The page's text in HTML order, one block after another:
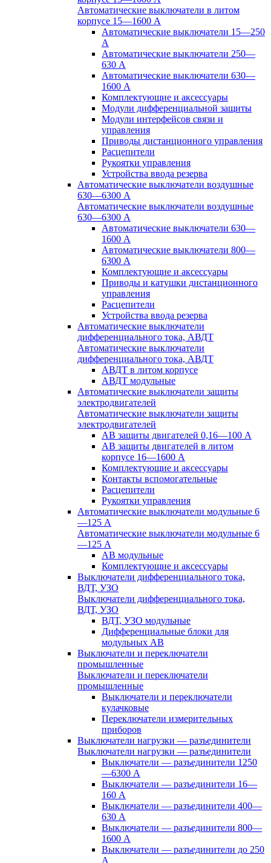
Автоматические выключатели в литом
корпусе 15—1600 А
Автоматические выключатели 15—250
А
Автоматические выключатели 250—
630 А
Автоматические выключатели 630—
1600 А
Комплектующие и аксессуары
Модули дифференциальной защиты
Модули интерфейсов связи и
управления
Приводы дистанционного управления
Расцепители
Рукоятки управления
Устройства ввода резерва
Автоматические выключатели воздушные
630—6300 А
Автоматические выключатели воздушные
630—6300 А
Автоматические выключатели 630—
1600 А
Автоматические выключатели 800—
6300 А
Комплектующие и аксессуары
Приводы и катушки дистанционного
управления
Расцепители
Устройства ввода резерва
Автоматические выключатели
дифференциального тока, АВДТ
Автоматические выключатели
дифференциального тока, АВДТ
АВДТ в литом корпусе
АВДТ модульные
Автоматические выключатели защиты
электродвигателей
Автоматические выключатели защиты
электродвигателей
АВ защиты двигателей 0,16—100 А
АВ защиты двигателей в литом
корпусе 16—1600 А
Комплектующие и аксессуары
Контакты вспомогательные
Расцепители
Рукоятки управления
Автоматические выключатели модульные 6
—125 А
Автоматические выключатели модульные 6
—125 А
АВ модульные
Комплектующие и аксессуары
Выключатели дифференциального тока,
ВДТ, УЗО
Выключатели дифференциального тока,
ВДТ, УЗО
ВДТ, УЗО модульные
Дифференциальные блоки для
модульных АВ
Выключатели и переключатели
промышленные
Выключатели и переключатели
промышленные
Выключатели и переключатели
кулачковые
Переключатели измерительных
приборов
Выключатели нагрузки — разъединители
Выключатели нагрузки — разъединители
Выключатели — разъединители 1250
—6300 А
Выключатели — разъединители 16—
160 А
Выключатели — разъединители 400—
630 А
Выключатели — разъединители 800—
1600 А
Выключатели — разъединители до 250
А